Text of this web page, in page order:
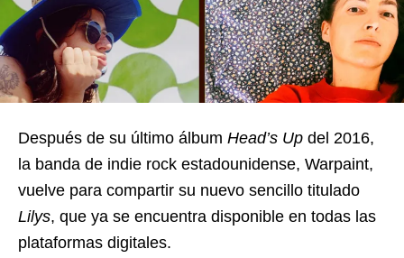
Después de su último álbum Head’s Up del 2016,
la banda de indie rock estadounidense, Warpaint,
vuelve para compartir su nuevo sencillo titulado
Lilys, que ya se encuentra disponible en todas las
plataformas digitales.